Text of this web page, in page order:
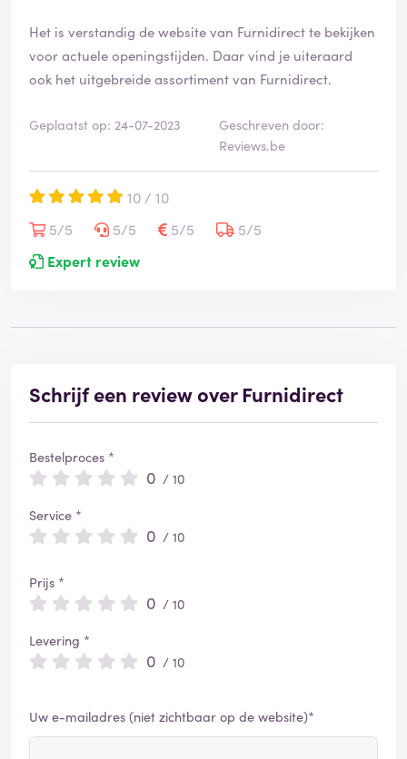
Het is verstandig de website van Furnidirect te bekijken
voor actuele openingstijden. Daar vind je uiteraard
ook het uitgebreide assortiment van Furnidirect.
Geplaatst op: 24-07-2023
Geschreven door:
Reviews.be
10 / 10
5/5
5/5 5/5
5/5
Expert review
Schrijf een review over Furnidirect
Bestelproces *
0 / 10
Service *
0 / 10
Prijs *
0 / 10
Levering *
0 / 10
Uw e-mailadres (niet zichtbaar op de website)*